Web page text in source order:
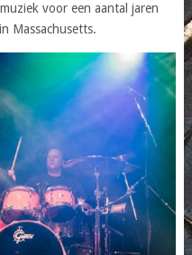
voor een aantal jaren
Massachusetts.